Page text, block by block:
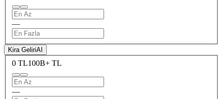
—
Kira GeliriAI
0 TL100B+ TL
—